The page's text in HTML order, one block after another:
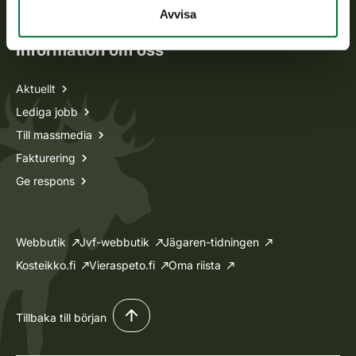
Avvisa
Information om oss
Aktuellt
Lediga jobb
Till massmedia
Fakturering
Ge respons
Webbutik Jvf-webbutik
Jägaren-tidningen
Kosteikko.fi
Vieraspeto.fi Oma riista
Tillbaka till början